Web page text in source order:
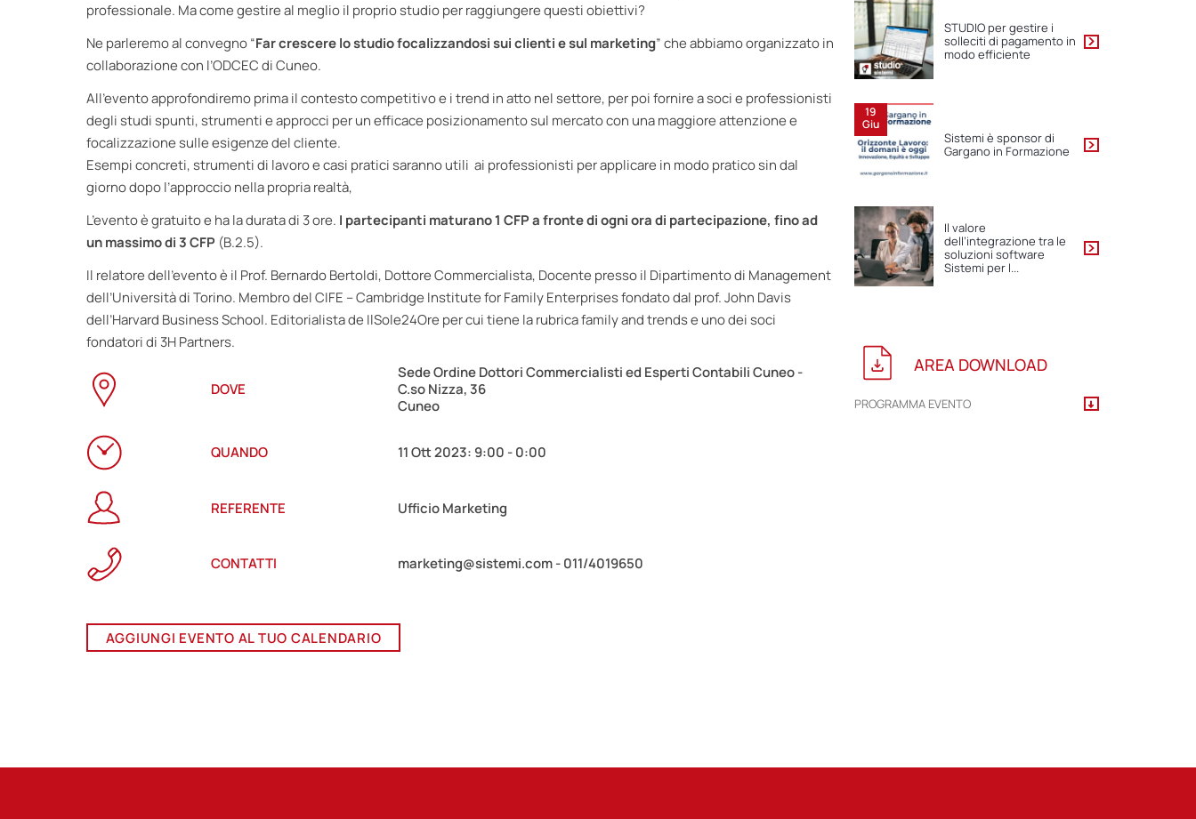
professionale. Ma come gestire al meglio il proprio studio per raggiungere questi obiettivi?
Ne parleremo al convegno “Far crescere lo studio focalizzandosi sui clienti e sul marketing” che abbiamo organizzato in
collaborazione con l’ODCEC di Cuneo.
All’evento approfondiremo prima il contesto competitivo e i trend in atto nel settore, per poi fornire a soci e professionisti
degli studi spunti, strumenti e approcci per un efficace posizionamento sul mercato con una maggiore attenzione e
focalizzazione sulle esigenze del cliente.
Esempi concreti, strumenti di lavoro e casi pratici saranno utili ai professionisti per applicare in modo pratico sin dal
giorno dopo l’approccio nella propria realtà,
L’evento è gratuito e ha la durata di 3 ore. I partecipanti maturano 1 CFP a fronte di ogni ora di partecipazione, fino ad
un massimo di 3 CFP (B.2.5).
Il relatore dell’evento è il Prof. Bernardo Bertoldi, Dottore Commercialista, Docente presso il Dipartimento di Management
dell’Università di Torino. Membro del CIFE – Cambridge Institute for Family Enterprises fondato dal prof. John Davis
dell’Harvard Business School. Editorialista de IlSole24Ore per cui tiene la rubrica family and trends e uno dei soci
fondatori di 3H Partners.
DOVE
Sede Ordine Dottori Commercialisti ed Esperti Contabili Cuneo -
C.so Nizza, 36
Cuneo
QUANDO 11 Ott 2023: 9:00 - 0:00
REFERENTE Ufficio Marketing
CONTATTI marketing@sistemi.com - 011/4019650
AGGIUNGI EVENTO AL TUO CALENDARIO
STUDIO per gestire i
solleciti di pagamento in
modo efficiente
19
Giu
Sistemi è sponsor di
Gargano in Formazione
Il valore
dell’integrazione tra le
soluzioni software
Sistemi per l...
AREA DOWNLOAD
PROGRAMMA EVENTO